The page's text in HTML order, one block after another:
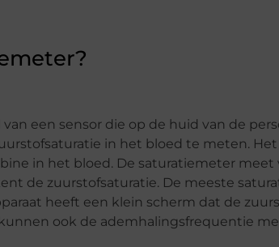
een sensor die op de huid van de
in het bloed te meten.
in het bloed. De saturatiemeter meet
de zuurstofsaturatie. De meeste
heeft een klein scherm dat de
ook de ademhalingsfrequentie